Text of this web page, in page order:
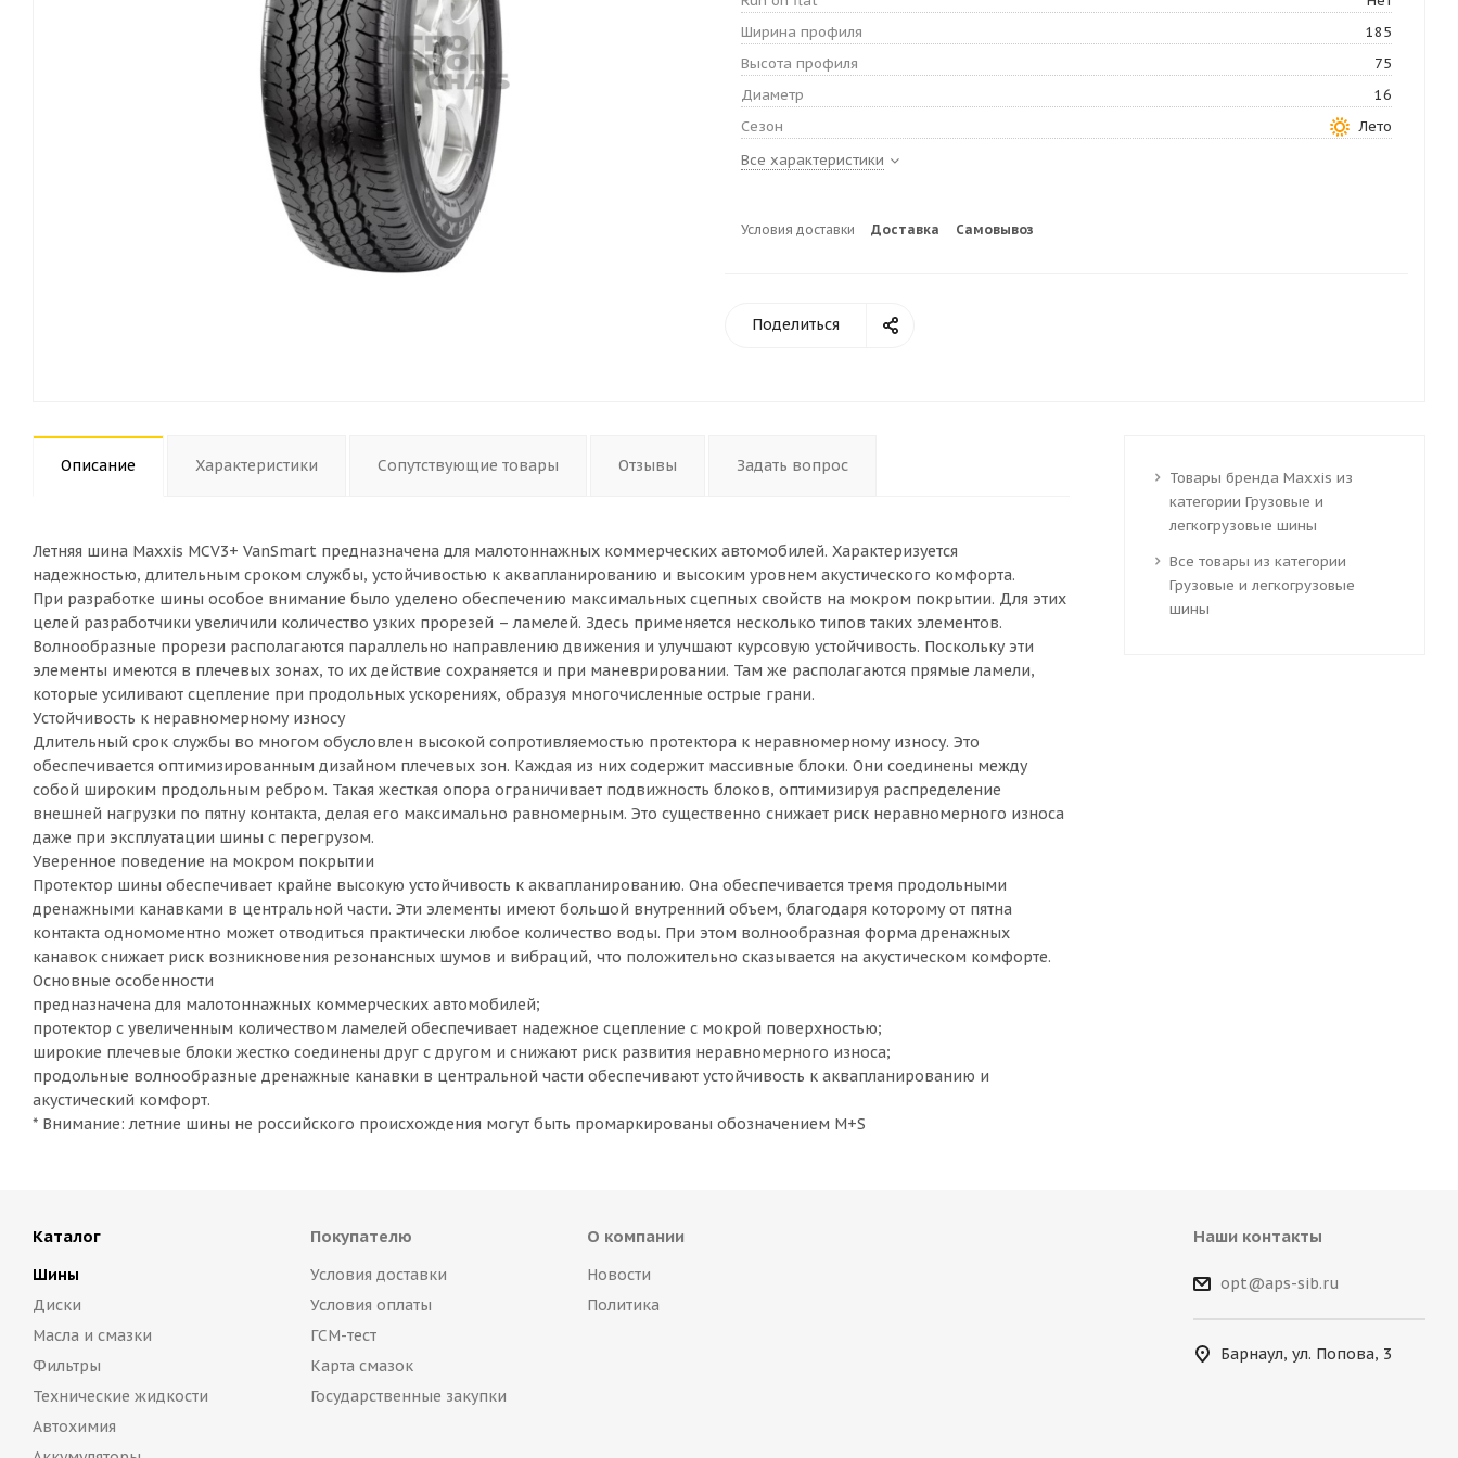
Ширина профиля
185
Высота профиля
75
Диаметр
16
Сезон
Лето
Все характеристики
Условия доставки Доставка Самовывоз
Поделиться
Описание Характеристики Сопутствующие товары Отзывы Задать вопрос
Летняя шина Maxxis MCV3+ VanSmart предназначена для малотоннажных коммерческих автомобилей. Характеризуется
надежностью, длительным сроком службы, устойчивостью к аквапланированию и высоким уровнем акустического комфорта.
При разработке шины особое внимание было уделено обеспечению максимальных сцепных свойств на мокром покрытии. Для этих
целей разработчики увеличили количество узких прорезей – ламелей. Здесь применяется несколько типов таких элементов.
Волнообразные прорези располагаются параллельно направлению движения и улучшают курсовую устойчивость. Поскольку эти
элементы имеются в плечевых зонах, то их действие сохраняется и при маневрировании. Там же располагаются прямые ламели,
которые усиливают сцепление при продольных ускорениях, образуя многочисленные острые грани.
Устойчивость к неравномерному износу
Длительный срок службы во многом обусловлен высокой сопротивляемостью протектора к неравномерному износу. Это
обеспечивается оптимизированным дизайном плечевых зон. Каждая из них содержит массивные блоки. Они соединены между
собой широким продольным ребром. Такая жесткая опора ограничивает подвижность блоков, оптимизируя распределение
внешней нагрузки по пятну контакта, делая его максимально равномерным. Это существенно снижает риск неравномерного износа
даже при эксплуатации шины с перегрузом.
Уверенное поведение на мокром покрытии
Протектор шины обеспечивает крайне высокую устойчивость к аквапланированию. Она обеспечивается тремя продольными
дренажными канавками в центральной части. Эти элементы имеют большой внутренний объем, благодаря которому от пятна
контакта одномоментно может отводиться практически любое количество воды. При этом волнообразная форма дренажных
канавок снижает риск возникновения резонансных шумов и вибраций, что положительно сказывается на акустическом комфорте.
Основные особенности
предназначена для малотоннажных коммерческих автомобилей;
протектор с увеличенным количеством ламелей обеспечивает надежное сцепление с мокрой поверхностью;
широкие плечевые блоки жестко соединены друг с другом и снижают риск развития неравномерного износа;
продольные волнообразные дренажные канавки в центральной части обеспечивают устойчивость к аквапланированию и
акустический комфорт.
* Внимание: летние шины не российского происхождения могут быть промаркированы обозначением M+S
Товары бренда Maxxis из
категории Грузовые и
легкогрузовые шины
Все товары из категории
Грузовые и легкогрузовые
шины
Каталог
Шины
Диски
Масла и смазки
Фильтры
Технические жидкости
Автохимия
Покупателю
Условия доставки
Условия оплаты
ГСМ-тест
Карта смазок
Государственные закупки
О компании
Новости
Политика
Наши контакты
opt@aps-sib.ru
Барнаул, ул. Попова, 3